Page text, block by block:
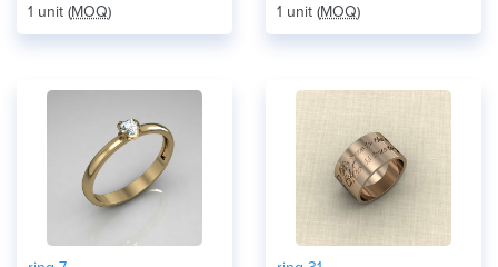
1 unit (MOQ)
1 unit (MOQ)